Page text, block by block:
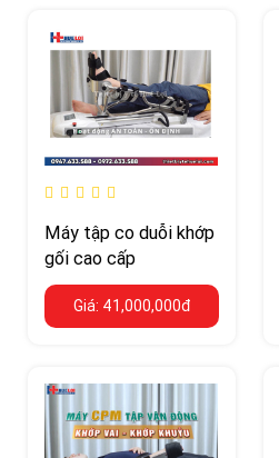
Máy tập co duỗi khớp
gối cao cấp
Giá: 41,000,000đ